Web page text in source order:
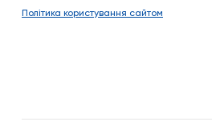
Політика користування сайтом